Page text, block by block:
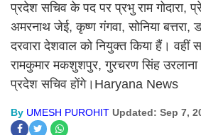
प्रदेश सचिव के पद पर प्रभु राम गोदारा,
अमरनाथ जेई, कृष्ण गंगवा, सोनिया
दरवारा देशवाल को नियुक्त किया हैं। वहीं
रामकुमार मकशुशपुर, गुरचरण सिंह उरलाना
प्रदेश सचिव होंगे।Haryana News
By UMESH PUROHIT Updated: Sep 7,